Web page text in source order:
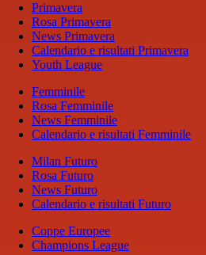
Primavera
Rosa Primavera
News Primavera
Calendario e risultati Primavera
Youth League
Femminile
Rosa Femminile
News Femminile
Calendario e risultati Femminile
Milan Futuro
Rosa Futuro
News Futuro
Calendario e risultati Futuro
Coppe Europee
Champions League